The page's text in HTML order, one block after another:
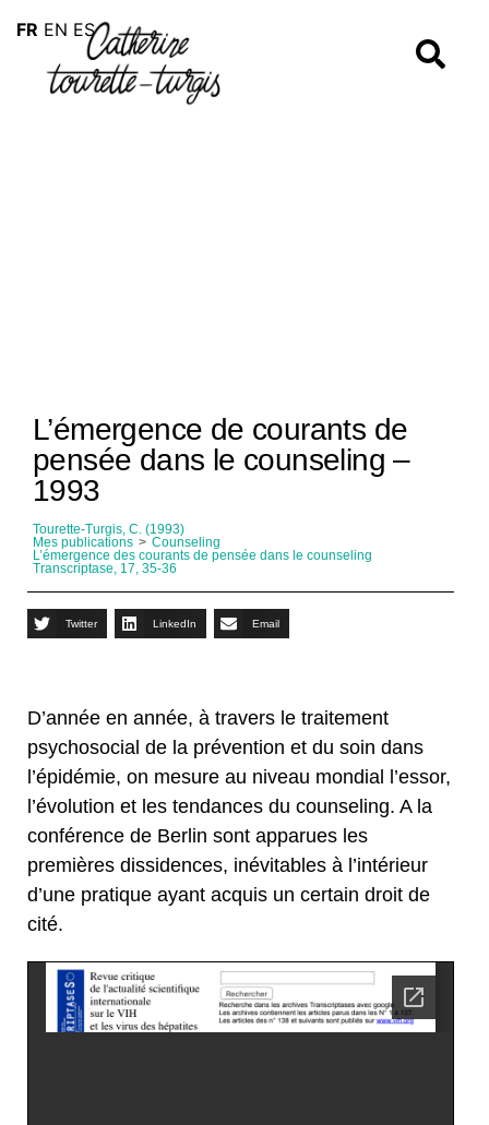
L’émergence de courants de
pensée dans le counseling –
1993
Tourette-Turgis, C. (1993)
Mes publications > Counseling
L’émergence des courants de pensée dans le counseling
Transcriptase, 17, 35-36
Twitter LinkedIn Email
D’année en année, à travers le traitement
psychosocial de la prévention et du soin dans
l’épidémie, on mesure au niveau mondial l’essor,
l’évolution et les tendances du counseling. A la
conférence de Berlin sont apparues les
premières dissidences, inévitables à l’intérieur
d’une pratique ayant acquis un certain droit de
cité.
FR EN ES